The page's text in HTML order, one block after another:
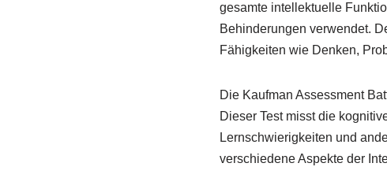
gesamte intellektuelle
Behinderungen verwendet.
Fähigkeiten wie Denken,
Die Kaufman Assessment
Dieser Test misst die
Lernschwierigkeiten und
verschiedene Aspekte der